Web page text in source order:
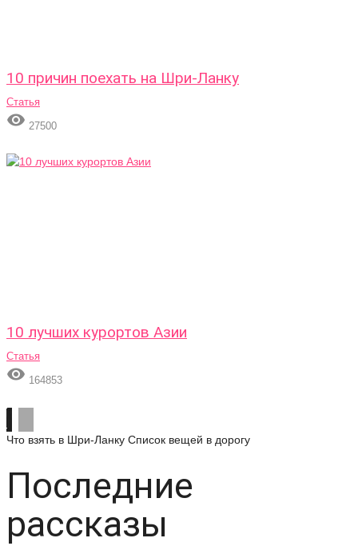
10 причин поехать на Шри-Ланку
Статья
 27500
10 лучших курортов Азии
Статья
 164853
Что взять в Шри-Ланку Список вещей в дорогу
Последние
рассказы